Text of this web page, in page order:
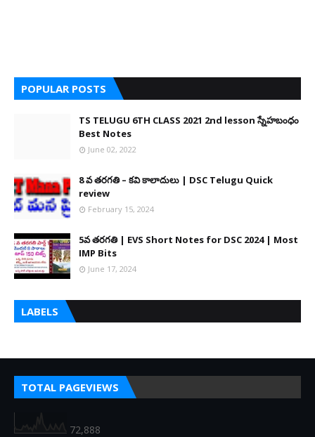
POPULAR POSTS
TS TELUGU 6TH CLASS 2021 2nd lesson స్నేహబంధం
Best Notes
June 02, 2022
8 వ తరగతి – కవి కాలాదులు | DSC Telugu Quick
review
February 15, 2024
5వ తరగతి | EVS Short Notes for DSC 2024 | Most
IMP Bits
June 17, 2024
LABELS
TOTAL PAGEVIEWS
72,888